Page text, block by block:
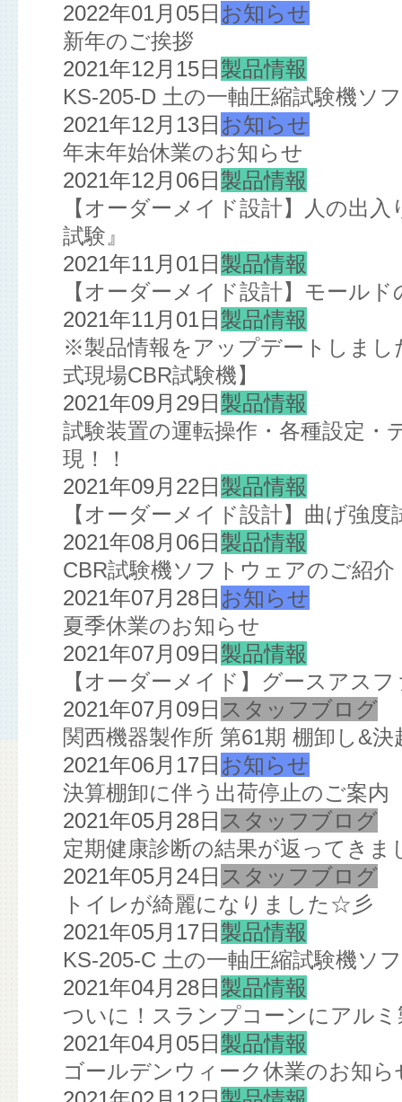
2022年01月05日 お知らせ
新年のご挨拶
2021年12月15日 製品情報
KS-205-D 土の一軸圧縮試験機ソ
2021年12月13日 お知らせ
年末年始休業のお知らせ
2021年12月06日 製品情報
【オーダーメイド設計】人の出
試験』
2021年11月01日 製品情報
【オーダーメイド設計】モール
2021年11月01日 製品情報
※製品情報をアップデートしま
式現場CBR試験機】
2021年09月29日 製品情報
試験装置の運転操作・各種設定
現！！
2021年09月22日 製品情報
【オーダーメイド設計】曲げ強
2021年08月06日 製品情報
CBR試験機ソフトウェアのご紹介
2021年07月28日 お知らせ
夏季休業のお知らせ
2021年07月09日 製品情報
【オーダーメイド】グースアス
2021年07月09日 スタッフブログ
関西機器製作所 第61期 棚卸し&決
2021年06月17日 お知らせ
決算棚卸に伴う出荷停止のご案内
2021年05月28日 スタッフブログ
定期健康診断の結果が返ってきま
2021年05月24日 スタッフブログ
トイレが綺麗になりました☆彡
2021年05月17日 製品情報
KS-205-C 土の一軸圧縮試験機ソ
2021年04月28日 製品情報
ついに！スランプコーンにアル
2021年04月05日 製品情報
ゴールデンウィーク休業のお知ら